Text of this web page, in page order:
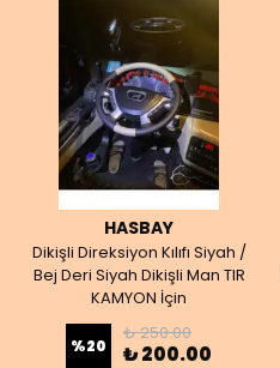
HASBAY
Dikişli Direksiyon Kılıfı Siyah /
Bej Deri Siyah Dikişli Man TIR
KAMYON İçin
%20
₺ 250.00
₺ 200.00